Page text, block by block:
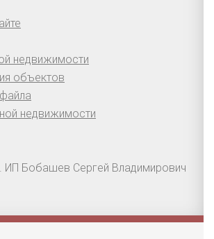
недвижимости
объектов
недвижимости
ИП Бобашев Сергей Владимирович